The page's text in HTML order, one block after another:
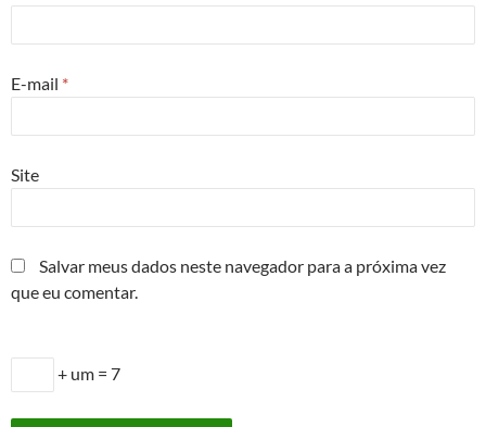
E-mail *
Site
Salvar meus dados neste navegador para a próxima vez
que eu comentar.
+ um = 7